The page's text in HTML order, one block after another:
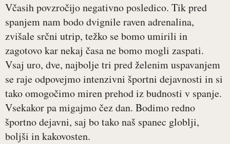
Včasih povzročijo negativno posledico. Tik pred
spanjem nam bodo dvignile raven adrenalina,
zvišale srčni utrip, težko se bomo umirili in
zagotovo kar nekaj časa ne bomo mogli zaspati.
Vsaj uro, dve, najbolje tri pred želenim uspavanjem
se raje odpovejmo intenzivni športni dejavnosti in si
tako omogočimo miren prehod iz budnosti v spanje.
Vsekakor pa migajmo čez dan. Bodimo redno
športno dejavni, saj bo tako naš spanec globlji,
boljši in kakovosten.